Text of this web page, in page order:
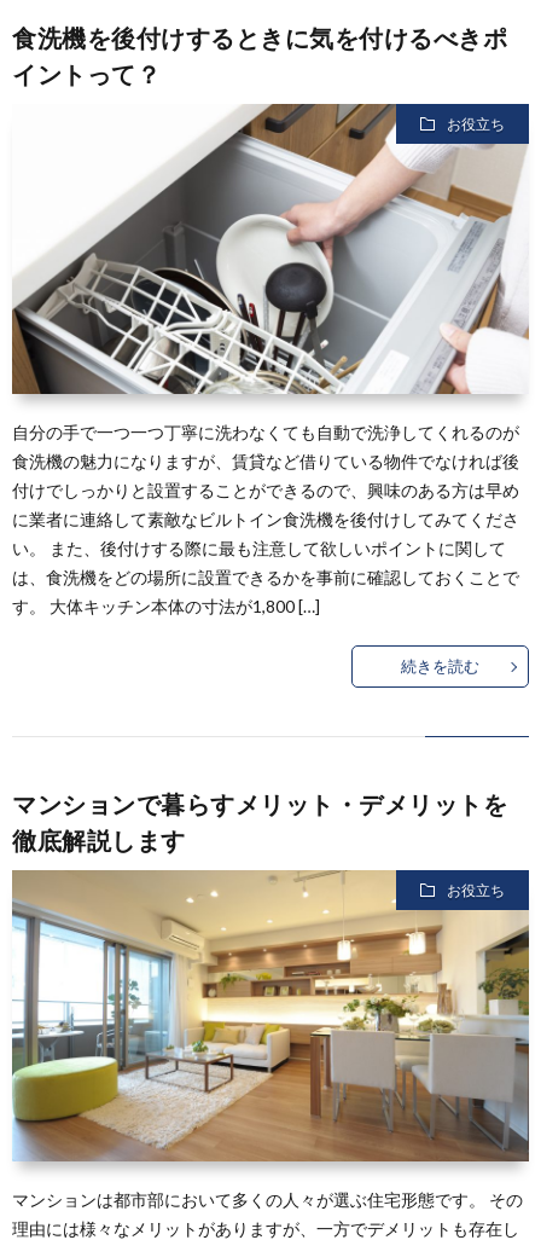
食洗機を後付けするときに気を付けるべきポ
イントって？
お役立ち
自分の手で一つ一つ丁寧に洗わなくても自動で洗浄してくれるのが
食洗機の魅力になりますが、賃貸など借りている物件でなければ後
付けでしっかりと設置することができるので、興味のある方は早め
に業者に連絡して素敵なビルトイン食洗機を後付けしてみてくださ
い。 また、後付けする際に最も注意して欲しいポイントに関して
は、食洗機をどの場所に設置できるかを事前に確認しておくことで
す。 大体キッチン本体の寸法が1,800 […]
続きを読む
マンションで暮らすメリット・デメリットを
徹底解説します
お役立ち
マンションは都市部において多くの人々が選ぶ住宅形態です。 その
理由には様々なメリットがありますが、一方でデメリットも存在し